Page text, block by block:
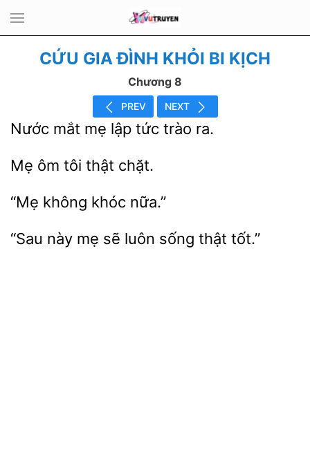
CỨU GIA ĐÌNH KHỎI BI KỊCH
Chương 8
PREV NEXT
mắt lập tức ra.
tôi chặt.
không
mẹ luôn sống thật tốt.”